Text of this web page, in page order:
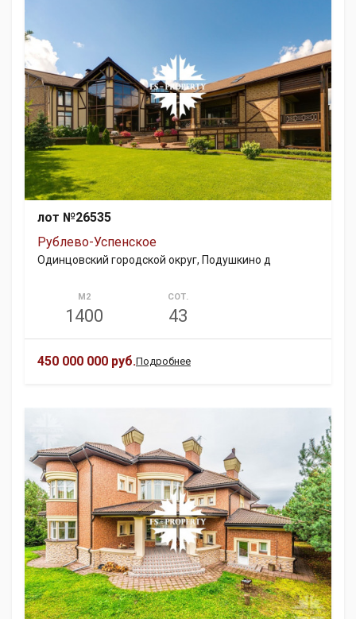
лот №26535
Рублево-Успенское
Одинцовский городской округ, Подушкино д
М2
1400
СОТ.
43
450 000 000 руб.Подробнее